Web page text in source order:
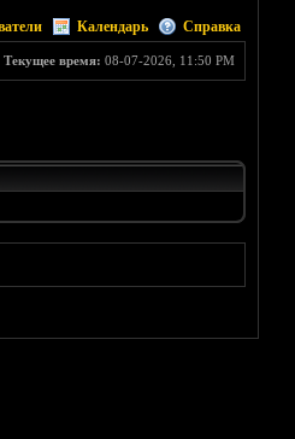
Календарь Справка
Текущее время: 08-07-2026, 11:50 PM